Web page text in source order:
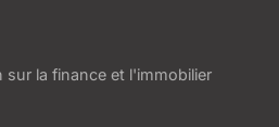
la finance et l'immobilier